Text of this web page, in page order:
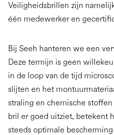
Veiligheidsbrillen zijn
één medewerker en
Bij Seeh hanteren we een
Deze termijn is geen
in de loop van de tijd
slijten en het
straling en chemische
bril er goed uitziet, betekent
steeds optimale